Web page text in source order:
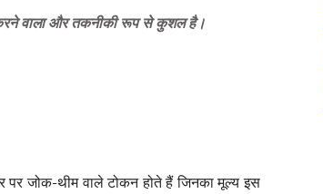
वाला और तकनीकी रूप से कुशल है।
पर जोक-थीम वाले टोकन होते हैं जिनका मूल्य इस